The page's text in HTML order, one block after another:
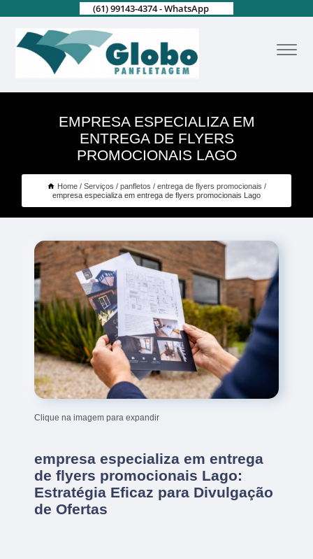
(61) 99143-4374 - WhatsApp
EMPRESA ESPECIALIZA EM
ENTREGA DE FLYERS
PROMOCIONAIS LAGO
Home Serviços panfletos
entrega de flyers promocionais
empresa especializa em entrega de flyers promocionais Lago
Clique na imagem para expandir
empresa especializa em entrega
de flyers promocionais Lago:
Estratégia Eficaz para Divulgação
de Ofertas